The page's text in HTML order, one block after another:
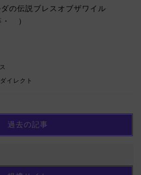
の伝説ブレスオブザワイル
・ ）
イレクト
過去の記事